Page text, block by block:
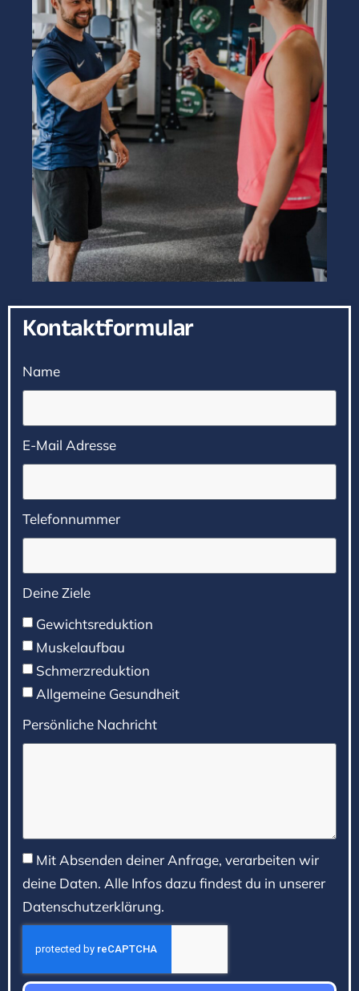
Kontaktformular
Name
E-Mail Adresse
Telefonnummer
Deine Ziele
Gewichtsreduktion
Muskelaufbau
Schmerzreduktion
Allgemeine Gesundheit
Persönliche Nachricht
Mit Absenden deiner Anfrage, verarbeiten wir
deine Daten. Alle Infos dazu findest du in unserer
Datenschutzerklärung.